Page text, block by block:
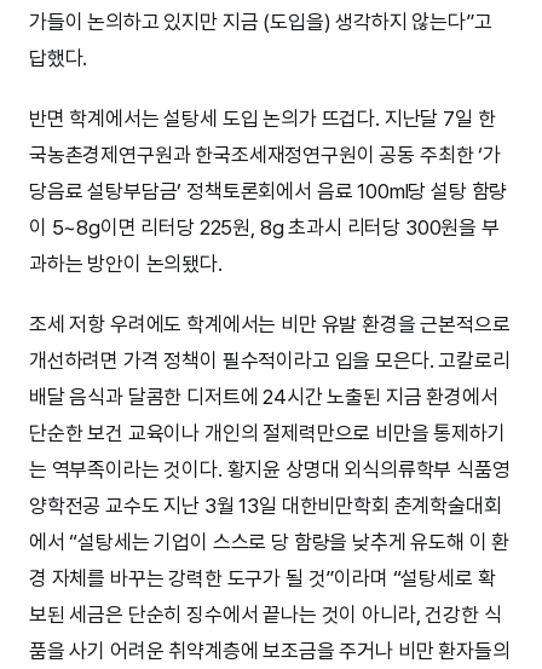
가들이 논의하고 있지만 지금 (도입을) 생각하지 않는다”고
답했다.
반면 학계에서는 설탕세 도입 논의가 뜨겁다. 지난달 7일 한
국농촌경제연구원과 한국조세재정연구원이 공동 주최한 ‘가
당음료 설탕부담금’ 정책토론회에서 음료 100ml당 설탕 함량
이 5~8g이면 리터당 225원, 8g 초과시 리터당 300원을 부
과하는 방안이 논의됐다.
조세 저항 우려에도 학계에서는 비만 유발 환경을 근본적으로
개선하려면 가격 정책이 필수적이라고 입을 모은다. 고칼로리
배달 음식과 달콤한 디저트에 24시간 노출된 지금 환경에서
단순한 보건 교육이나 개인의 절제력만으로 비만을 통제하기
는 역부족이라는 것이다. 황지윤 상명대 외식의류학부 식품영
양학전공 교수도 지난 3월 13일 대한비만학회 춘계학술대회
에서 “설탕세는 기업이 스스로 당 함량을 낮추게 유도해 이 환
경 자체를 바꾸는 강력한 도구가 될 것”이라며 “설탕세로 확
보된 세금은 단순히 징수에서 끝나는 것이 아니라, 건강한 식
품을 사기 어려운 취약계층에 보조금을 주거나 비만 환자들의